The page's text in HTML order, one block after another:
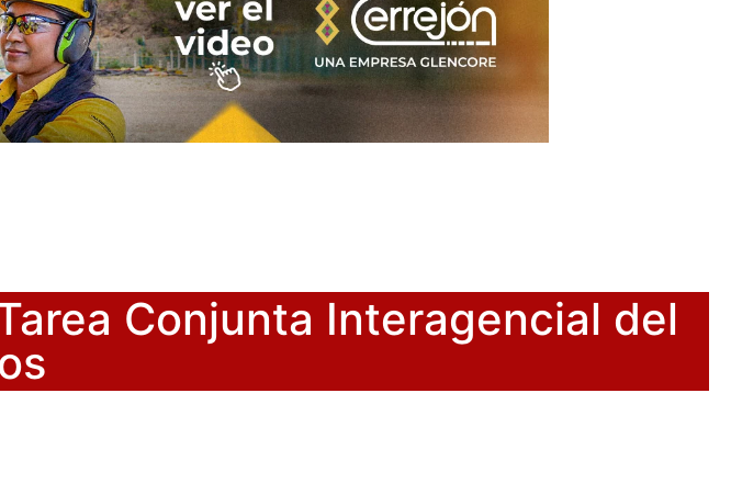
Conjunta Interagencial del